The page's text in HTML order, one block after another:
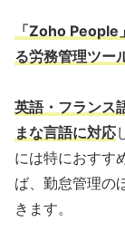
「Zoho People
る労務管理ツー
英語・フランス
まな言語に対応
には特におすす
ば、勤怠管理の
きます。